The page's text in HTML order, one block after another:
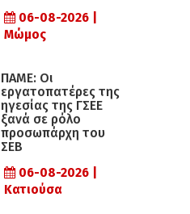
06-08-2026 |
Μώμος
ΠΑΜΕ: Οι
εργατοπατέρες της
ηγεσίας της ΓΣΕΕ
ξανά σε ρόλο
προσωπάρχη του
ΣΕΒ
06-08-2026 |
Κατιούσα